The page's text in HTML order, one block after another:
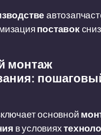
поставок
монтаж
основной
в условиях